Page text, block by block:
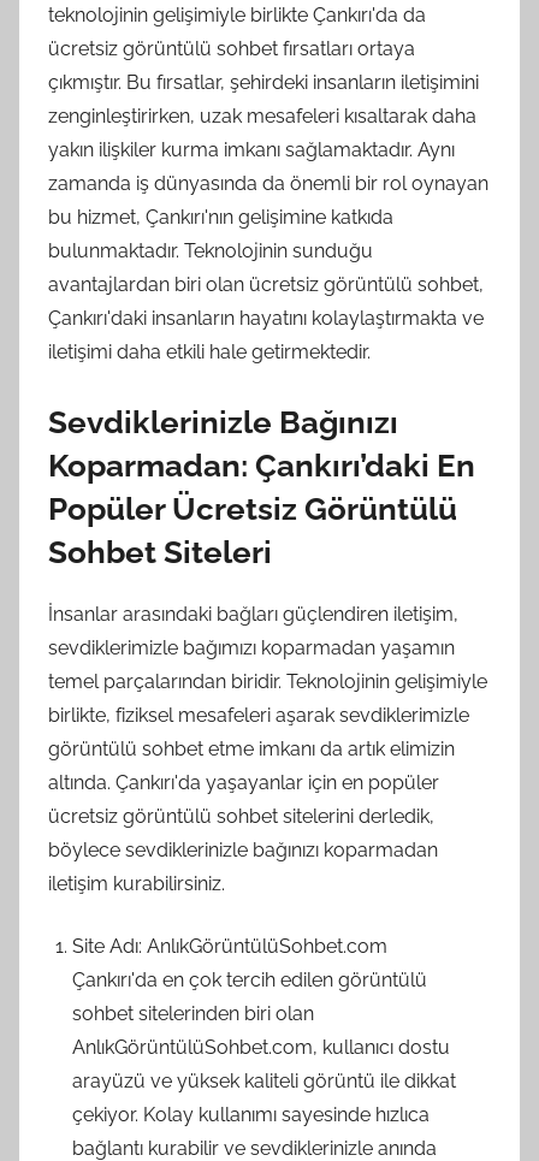
teknolojinin gelişimiyle birlikte Çankırı'da da
ücretsiz görüntülü sohbet fırsatları ortaya
çıkmıştır. Bu fırsatlar, şehirdeki insanların iletişimini
zenginleştirirken, uzak mesafeleri kısaltarak daha
yakın ilişkiler kurma imkanı sağlamaktadır. Aynı
zamanda iş dünyasında da önemli bir rol oynayan
bu hizmet, Çankırı'nın gelişimine katkıda
bulunmaktadır. Teknolojinin sunduğu
avantajlardan biri olan ücretsiz görüntülü sohbet,
Çankırı'daki insanların hayatını kolaylaştırmakta ve
iletişimi daha etkili hale getirmektedir.
Sevdiklerinizle Bağınızı
Koparmadan: Çankırı’daki En
Popüler Ücretsiz Görüntülü
Sohbet Siteleri
İnsanlar arasındaki bağları güçlendiren iletişim,
sevdiklerimizle bağımızı koparmadan yaşamın
temel parçalarından biridir. Teknolojinin gelişimiyle
birlikte, fiziksel mesafeleri aşarak sevdiklerimizle
görüntülü sohbet etme imkanı da artık elimizin
altında. Çankırı'da yaşayanlar için en popüler
ücretsiz görüntülü sohbet sitelerini derledik,
böylece sevdiklerinizle bağınızı koparmadan
iletişim kurabilirsiniz.
Site Adı: AnlıkGörüntülüSohbet.com
Çankırı'da en çok tercih edilen görüntülü
sohbet sitelerinden biri olan
AnlıkGörüntülüSohbet.com, kullanıcı dostu
arayüzü ve yüksek kaliteli görüntü ile dikkat
çekiyor. Kolay kullanımı sayesinde hızlıca
bağlantı kurabilir ve sevdiklerinizle anında